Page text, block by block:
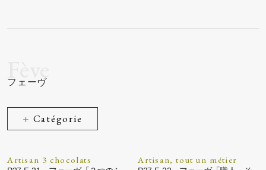
フェーヴ
Catégorie
Artisan 3 chocolats Artisan, tout un métier